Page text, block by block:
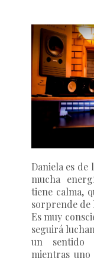
Daniela es
mucha
tiene calma,
sorprende de
Es muy
seguirá
un sentido
mientras